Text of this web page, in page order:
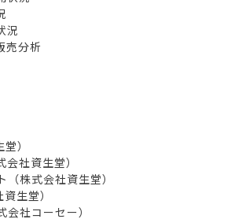
況
売分析
）
社資生堂）
株式会社資生堂）
生堂）
社コーセー）